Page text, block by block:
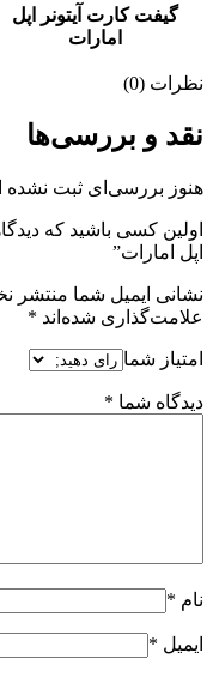
گیفت کارت آیتونر اپل
امارات
نظرات (0)
نقد و بررسی‌ها
هنوز بررسی‌ای ثبت
اولین کسی باشید که
اپل امارات”
نشانی ایمیل شما منتشر
علامت‌گذاری شده‌اند *
امتیاز شما
دیدگاه شما *
نام *
ایمیل *